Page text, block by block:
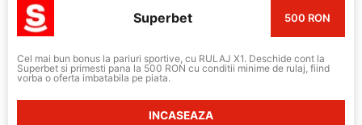
Superbet 500 RON
Cel mai bun bonus la pariuri sportive, cu RULAJ X1. Deschide cont la
Superbet si primesti pana la 500 RON cu conditii minime de rulaj, fiind
vorba o oferta imbatabila pe piata.
INCASEAZA